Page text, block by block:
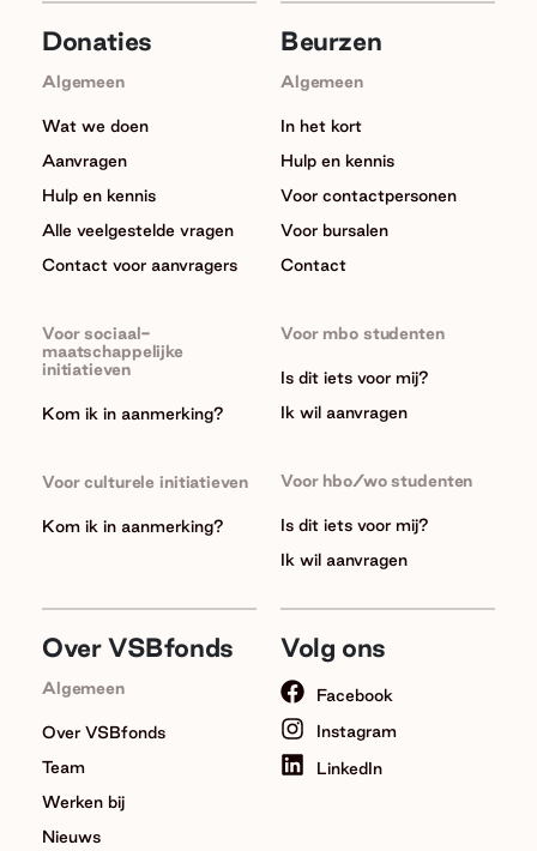
Donaties
Algemeen
Wat we doen
Aanvragen
Hulp en kennis
Alle veelgestelde vragen
Contact voor aanvragers
Voor sociaal-
maatschappelijke
initiatieven
Kom ik in aanmerking?
Voor culturele initiatieven
Kom ik in aanmerking?
Beurzen
Algemeen
In het kort
Hulp en kennis
Voor contactpersonen
Voor bursalen
Contact
Voor mbo studenten
Is dit iets voor mij?
Ik wil aanvragen
Voor hbo/wo studenten
Is dit iets voor mij?
Ik wil aanvragen
Over VSBfonds
Algemeen
Over VSBfonds
Team
Werken bij
Nieuws
Volg ons
Facebook
Instagram
LinkedIn